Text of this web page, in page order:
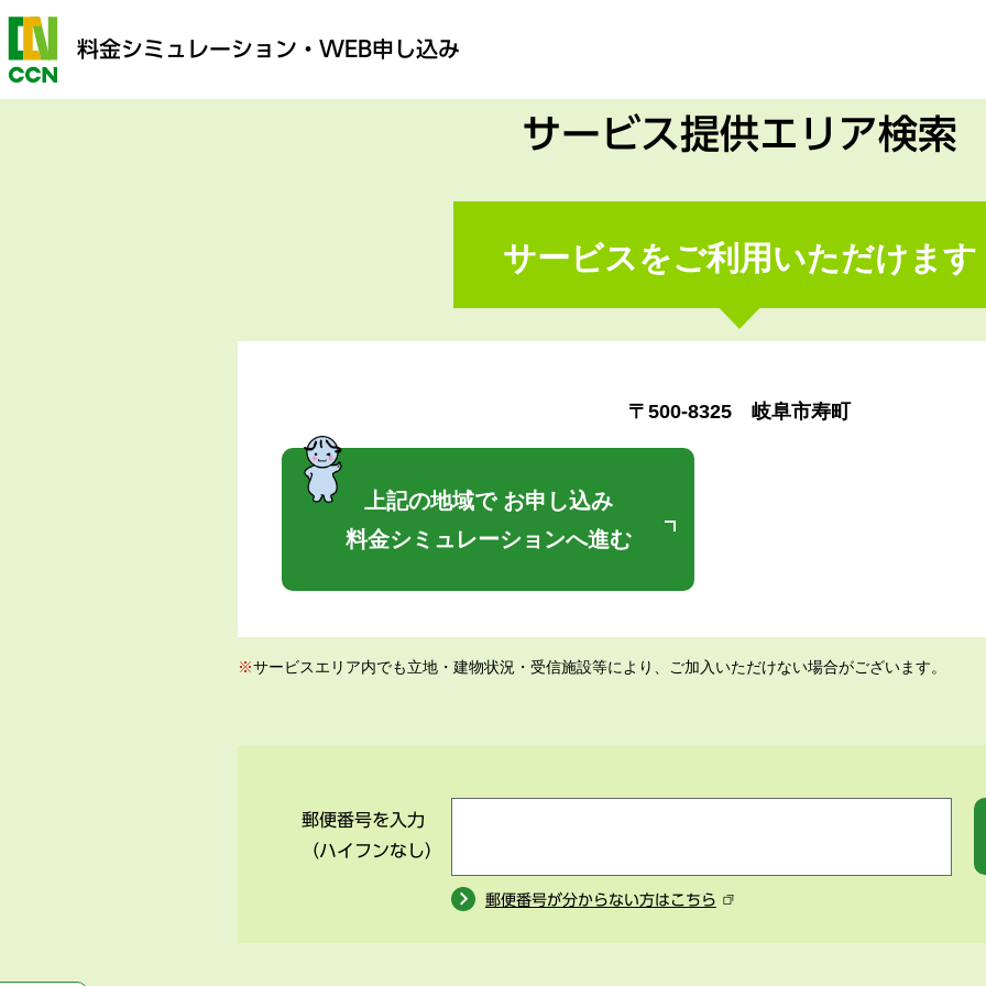
料金シミュレーション ・WEB申し込み
サービス提供エリア検索
サービスをご利用いただけます
〒500-8325 岐阜市寿町
上記の地域で お申し込み
料金シミュレーションへ進む
※サービスエリア内でも立地・建物状況・受信施設等により、ご加入いただけない場合がございます。
郵便番号を入力
（ハイフンなし）
郵便番号が分からない方はこちら